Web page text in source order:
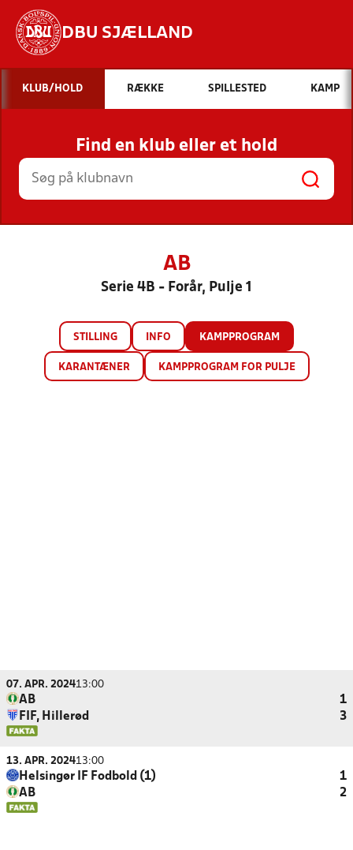
DBU SJÆLLAND
Hvad vil du søge efter?
INDHOLD OG NYHEDER
STILLINGER, RESULTATER, KLUBBER OG
HOLD
KLUB/HOLD RÆKKE SPILLESTED KAMP
Find en klub eller et hold
AB
Serie 4B - Forår, Pulje 1
STILLING INFO KAMPPROGRAM
KARANTÆNER KAMPPROGRAM FOR PULJE
07. APR. 202413:00
AB
1
FIF, Hillerød
3
13. APR. 202413:00
Helsingør IF Fodbold (1)
1
AB
2